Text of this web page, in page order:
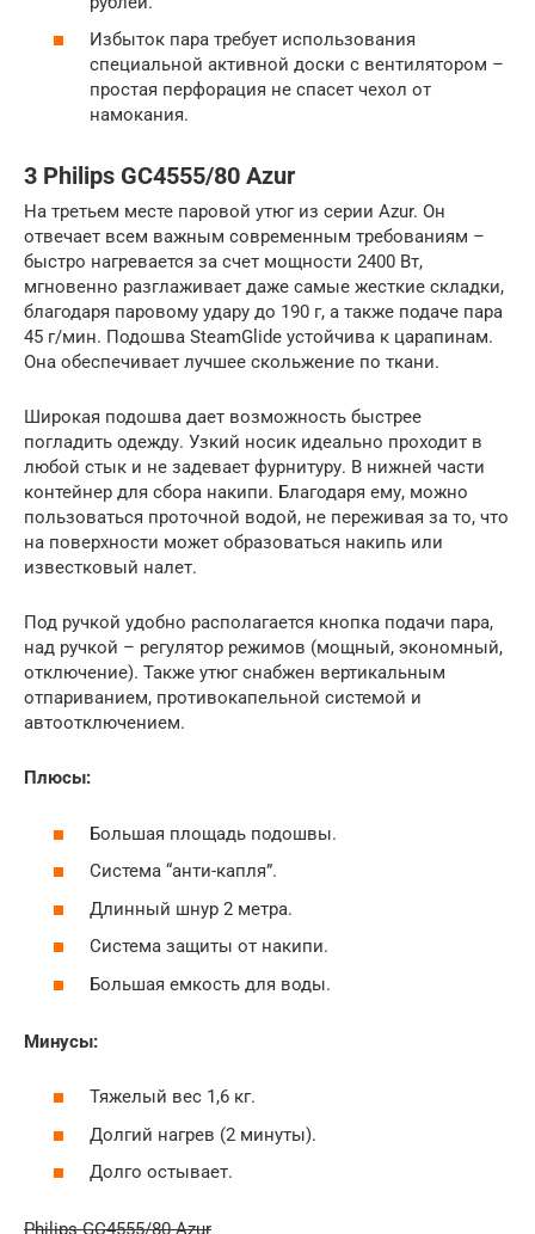
Избыток пара требует использования
специальной активной доски с вентилятором –
простая перфорация не спасет чехол от
намокания.
3 Philips GC4555/80 Azur
На третьем месте паровой утюг из серии Azur. Он
отвечает всем важным современным требованиям –
быстро нагревается за счет мощности 2400 Вт,
мгновенно разглаживает даже самые жесткие складки,
благодаря паровому удару до 190 г, а также подаче пара
45 г/мин. Подошва SteamGlide устойчива к царапинам.
Она обеспечивает лучшее скольжение по ткани.
Широкая подошва дает возможность быстрее
погладить одежду. Узкий носик идеально проходит в
любой стык и не задевает фурнитуру. В нижней части
контейнер для сбора накипи. Благодаря ему, можно
пользоваться проточной водой, не переживая за то, что
на поверхности может образоваться накипь или
известковый налет.
Под ручкой удобно располагается кнопка подачи пара,
над ручкой – регулятор режимов (мощный, экономный,
отключение). Также утюг снабжен вертикальным
отпариванием, противокапельной системой и
автоотключением.
Плюсы:
Большая площадь подошвы.
Система “анти-капля”.
Длинный шнур 2 метра.
Система защиты от накипи.
Большая емкость для воды.
Минусы:
Тяжелый вес 1,6 кг.
Долгий нагрев (2 минуты).
Долго остывает.
Philips GC4555/80 Azur